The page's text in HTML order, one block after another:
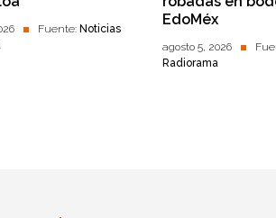
Fuente: Noticias
EdoMéx
agosto 5, 2026
Radiorama